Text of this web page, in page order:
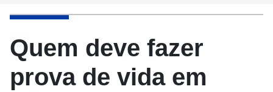
Quem deve fazer
prova de vida em